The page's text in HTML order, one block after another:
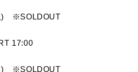
) ※SOLDOUT
17:00
) ※SOLDOUT